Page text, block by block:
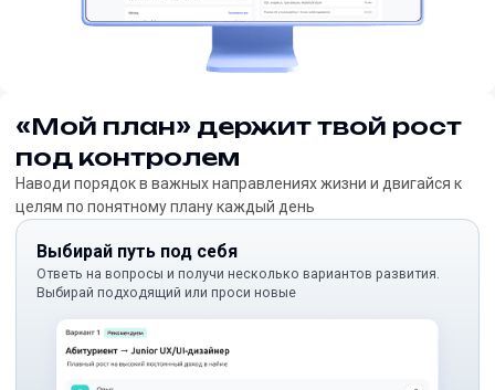
«Мой план» держит твой рост
под контролем
Наводи порядок в важных направлениях жизни и двигайся к
целям по понятному плану каждый день
Выбирай путь под себя
Ответь на вопросы и получи несколько вариантов развития.
Выбирай подходящий или проси новые